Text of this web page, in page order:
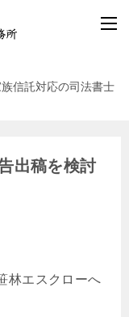
信託対応の司法書士
出稿を検討
林エスクローへ